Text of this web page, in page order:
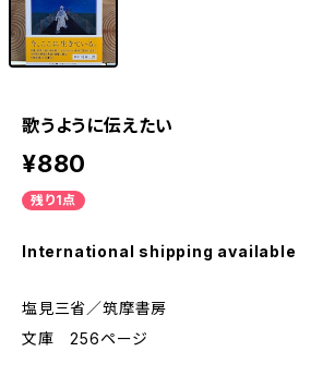
歌うように伝えたい
¥880
残り1点
International shipping available
塩見三省／筑摩書房
文庫 256ページ